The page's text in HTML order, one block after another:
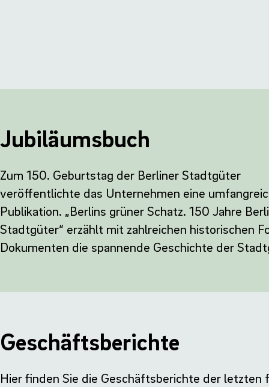
Jubiläumsbuch
Zum 150. Geburtstag der Berliner Stadtgüter
veröffentlichte das Unternehmen eine
Publikation. „Berlins grüner Schatz. 150 Jahre
Stadtgüter“ erzählt mit zahlreichen historischen
Dokumenten die spannende Geschichte der
Geschäftsberichte
Hier finden Sie die Geschäftsberichte der letzten